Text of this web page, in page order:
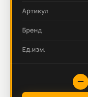
Артикул
Бренд
Ед.изм.